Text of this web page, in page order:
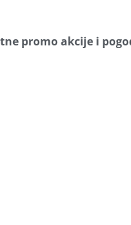
promo akcije i